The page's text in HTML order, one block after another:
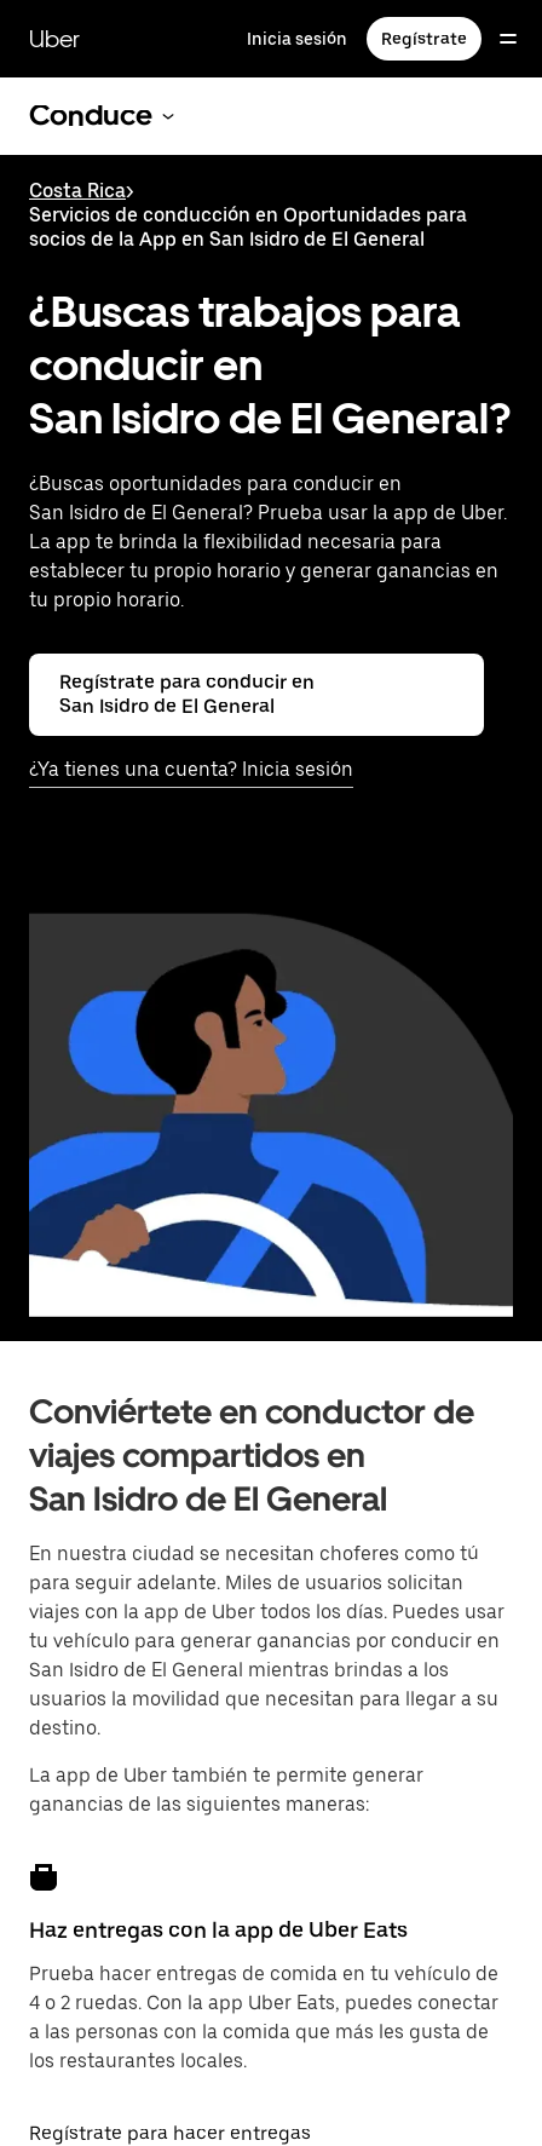
contenido
principal
Uber Inicia sesión Regístrate
Conduce
Costa Rica>
Servicios de conducción en Oportunidades para
socios de la App en San Isidro de El General
¿Buscas trabajos para
conducir en
San Isidro de El General?
¿Buscas oportunidades para conducir en
San Isidro de El General? Prueba usar la app de Uber.
La app te brinda la flexibilidad necesaria para
establecer tu propio horario y generar ganancias en
tu propio horario.
Regístrate para conducir en
San Isidro de El General
¿Ya tienes una cuenta? Inicia sesión
Conviértete en conductor de
viajes compartidos en
San Isidro de El General
En nuestra ciudad se necesitan choferes como tú
para seguir adelante. Miles de usuarios solicitan
viajes con la app de Uber todos los días. Puedes usar
tu vehículo para generar ganancias por conducir en
San Isidro de El General mientras brindas a los
usuarios la movilidad que necesitan para llegar a su
destino.
La app de Uber también te permite generar
ganancias de las siguientes maneras:
Haz entregas con la app de Uber Eats
Prueba hacer entregas de comida en tu vehículo de
4 o 2 ruedas. Con la app Uber Eats, puedes conectar
a las personas con la comida que más les gusta de
los restaurantes locales.
Regístrate para hacer entregas